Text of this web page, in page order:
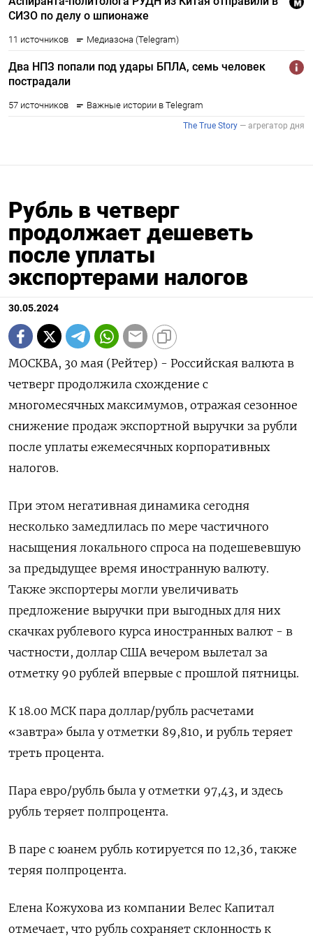
Рубль в четверг
продолжает дешеветь
после уплаты
экспортерами налогов
30.05.2024
МОСКВА, 30 мая (Рейтер) - Российская валюта в
четверг продолжила схождение с
многомесячных максимумов, отражая сезонное
снижение продаж экспортной выручки за рубли
после уплаты ежемесячных корпоративных
налогов.
При этом негативная динамика сегодня
несколько замедлилась по мере частичного
насыщения локального спроса на подешевевшую
за предыдущее время иностранную валюту.
Также экспортеры могли увеличивать
предложение выручки при выгодных для них
скачках рублевого курса иностранных валют - в
частности, доллар США вечером вылетал за
отметку 90 рублей впервые с прошлой пятницы.
К 18.00 МСК пара доллар/рубль расчетами
«завтра» была у отметки 89,810, и рубль теряет
треть процента.
Пара евро/рубль была у отметки 97,43, и здесь
рубль теряет полпроцента.
В паре с юанем рубль котируется по 12,36, также
теряя полпроцента.
Елена Кожухова из компании Велес Капитал
отмечает, что рубль сохраняет склонность к